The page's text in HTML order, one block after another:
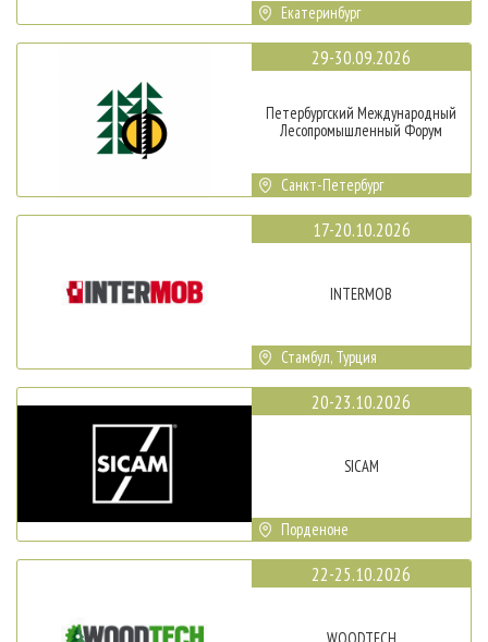
Екатеринбург
29-30.09.2026
Петербургский Международный
Лесопромышленный Форум
Санкт-Петербург
17-20.10.2026
INTERMOB
Стамбул, Турция
20-23.10.2026
SICAM
Порденоне
22-25.10.2026